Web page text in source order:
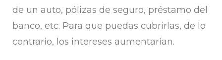
de un auto, pólizas de seguro, préstamo del
banco, etc. Para que puedas cubrirlas, de lo
contrario, los intereses aumentarían.